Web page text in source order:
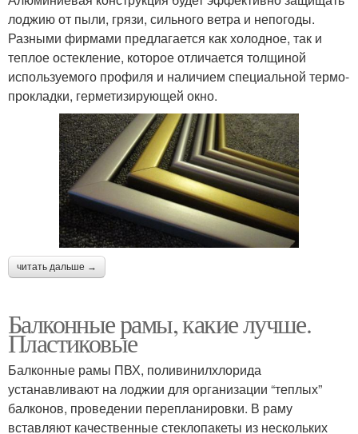
лоджию от пыли, грязи, сильного ветра и непогоды.
Разными фирмами предлагается как холодное, так и
теплое остекление, которое отличается толщиной
используемого профиля и наличием специальной термо-
прокладки, герметизирующей окно.
читать дальше →
Балконные рамы, какие лучше.
Пластиковые
Балконные рамы ПВХ, поливинилхлорида
устанавливают на лоджии для организации “теплых”
балконов, проведении перепланировки. В раму
вставляют качественные стеклопакеты из нескольких